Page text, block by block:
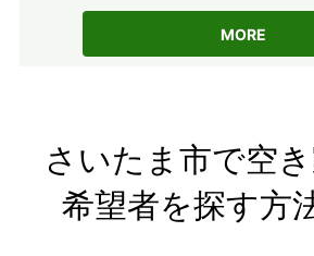
MORE
さいたま市で空
希望者を探す方